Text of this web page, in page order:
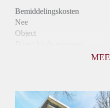
Bemiddelingskosten
Nee
Object
Huurtoeslag